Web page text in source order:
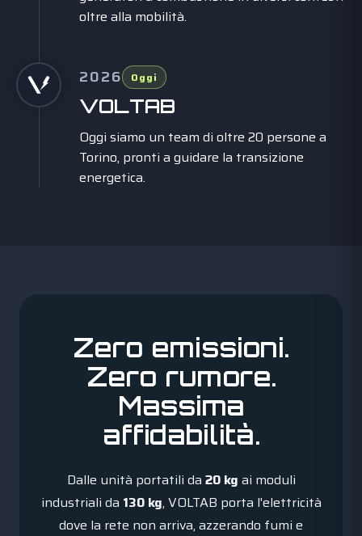
oltre alla mobilità.
2026 Oggi
VOLTAB
Oggi siamo un team di oltre 20 persone a
Torino, pronti a guidare la transizione
energetica.
Zero emissioni.
Zero rumore.
Massima
affidabilità.
Dalle unità portatili da 20 kg ai moduli
industriali da 130 kg, VOLTAB porta l'elettricità
dove la rete non arriva, azzerando fumi e